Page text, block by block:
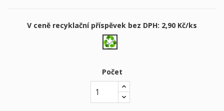
V ceně recyklační příspěvek bez DPH: 2,90 Kč/ks
2,90
Počet